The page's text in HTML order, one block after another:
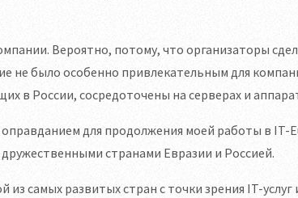
Вероятно, потому, что организаторы
не было особенно привлекательным для
в России, сосредоточены на серверах и
для продолжения моей работы в IT-
странами Евразии и Россией.
из самых развитых стран с точки зрения IT-